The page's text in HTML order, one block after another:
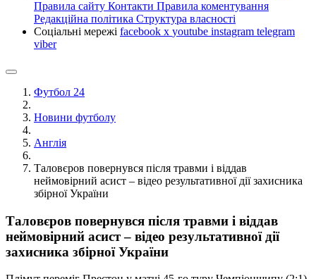
Правила сайту Контакти Правила коментування
Редакційна політика Структура власності
Соціальні мережі facebook x youtube instagram telegram
viber
Футбол 24
Новини футболу
Англія
Таловєров повернувся після травми і віддав
неймовірний асист – відео результативної дії захисника
збірної України
Таловєров повернувся після травми і віддав
неймовірний асист – відео результативної дії
захисника збірної України